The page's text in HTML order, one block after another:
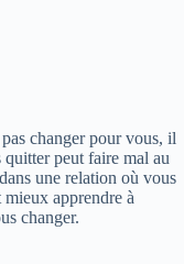
changer pour vous, il
quitter peut faire mal au
une relation où vous
mieux apprendre à
changer.